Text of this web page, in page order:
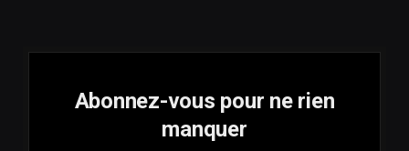
Abonnez-vous pour ne rien
manquer